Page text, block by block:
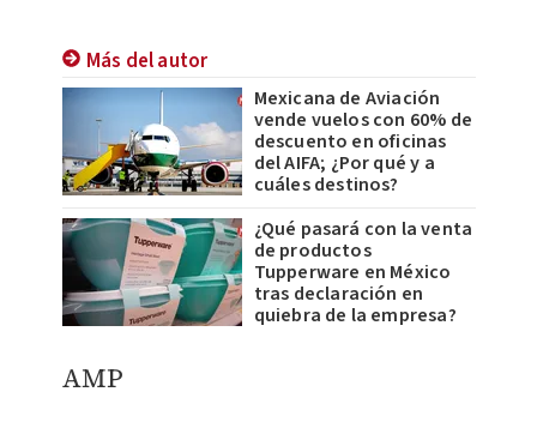
Más del autor
Mexicana de Aviación
vende vuelos con 60% de
descuento en oficinas
del AIFA; ¿Por qué y a
cuáles destinos?
¿Qué pasará con la venta
de productos
Tupperware en México
tras declaración en
quiebra de la empresa?
AMP